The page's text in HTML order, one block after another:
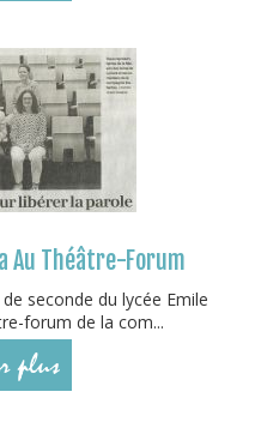
Au Théâtre-Forum
seconde du lycée Emile
forum de la com...
plus